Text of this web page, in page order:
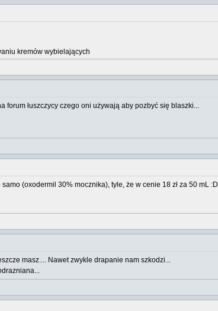
kremów wybielających
forum łuszczycy czego oni używają aby pozbyć się blaszki...
(oxodermil 30% mocznika), tyle, że w cenie 18 zł za 50 mL :D
masz.... Nawet zwykle drapanie nam szkodzi...